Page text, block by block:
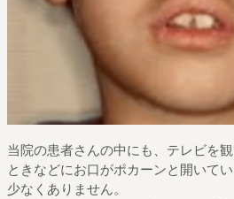
当院の患者さんの中にも、テレビを
ときなどにお口がポカーンと開いて
少なくありません。